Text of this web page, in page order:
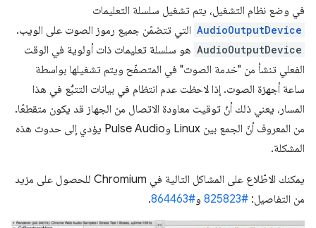
في وضع نظام التشغيل، يتم تشغيل سلسلة التعليمات
AudioOutputDevice التي تتضمّن جميع رموز الصوت على الويب.
AudioOutputDevice هو سلسلة تعليمات ذات أولوية في الوقت
الفعلي تنشأ من "خدمة الصوت" في المتصفّح ويتم تشغيلها بواسطة
ساعة أجهزة الصوت. إذا لاحظت عدم انتظام في بيانات التتبُّع في هذا
المسار، يعني ذلك أنّ توقيت معاودة الاتصال من الجهاز قد يكون متقطعًا.
من المعروف أنّ الجمع بين Linux وPulse Audio يؤدي إلى حدوث هذه
المشكلة.
يمكنك الاطّلاع على المشاكل التالية في Chromium للحصول على مزيد
من التفاصيل: #825823 و#864463
.